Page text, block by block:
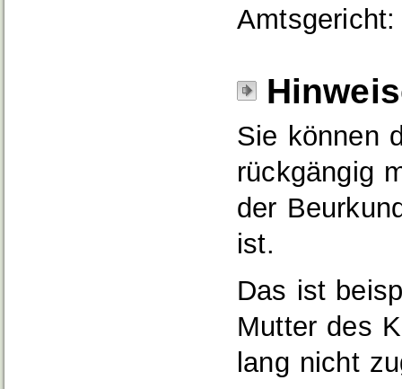
Sie können
rückgängig
der
ist.
Das ist
Mutter des
lang nicht